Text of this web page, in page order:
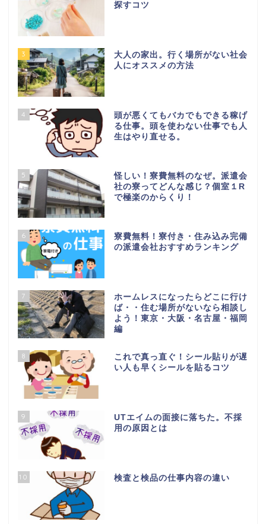
探すコツ
3
大人の家出。行く場所がない社会
人にオススメの方法
4
頭が悪くてもバカでもできる稼げ
る仕事。頭を使わない仕事でも人
生はやり直せる。
5
怪しい！寮費無料のなぜ。派遣会
社の寮ってどんな感じ？個室１R
で極楽のからくり！
6
寮費無料！寮付き・住み込み完備
の派遣会社おすすめランキング
7
ホームレスになったらどこに行け
ば・・住む場所がないなら相談し
よう！東京・大阪・名古屋・福岡
編
8
これで真っ直ぐ！シール貼りが遅
い人も早くシールを貼るコツ
9
UTエイムの面接に落ちた。不採
用の原因とは
10 検査と検品の仕事内容の違い